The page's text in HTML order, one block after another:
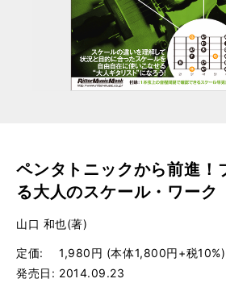
ペンタトニックから前進！
る大人のスケール・ワーク
山口 和也(著)
定価
1,980円 (本体1,800円+税10%)
発売日
2014.09.23